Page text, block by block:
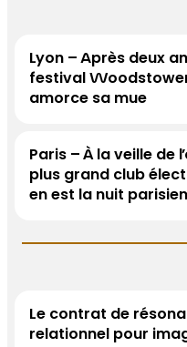
Lyon – Après deux
festival
amorce sa mue
Paris – À la veille de
plus grand club
en est la nuit
Le contrat de
relationnel pour